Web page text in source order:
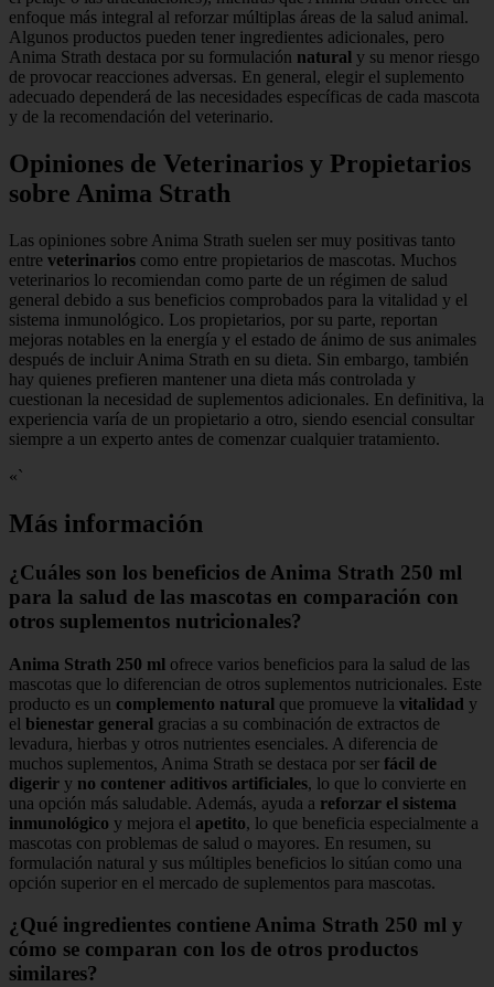
enfoque más integral al reforzar múltiplas áreas de la salud animal.
Algunos productos pueden tener ingredientes adicionales, pero
Anima Strath destaca por su formulación natural y su menor riesgo
de provocar reacciones adversas. En general, elegir el suplemento
adecuado dependerá de las necesidades específicas de cada mascota
y de la recomendación del veterinario.
Opiniones de Veterinarios y Propietarios
sobre Anima Strath
Las opiniones sobre Anima Strath suelen ser muy positivas tanto
entre veterinarios como entre propietarios de mascotas. Muchos
veterinarios lo recomiendan como parte de un régimen de salud
general debido a sus beneficios comprobados para la vitalidad y el
sistema inmunológico. Los propietarios, por su parte, reportan
mejoras notables en la energía y el estado de ánimo de sus animales
después de incluir Anima Strath en su dieta. Sin embargo, también
hay quienes prefieren mantener una dieta más controlada y
cuestionan la necesidad de suplementos adicionales. En definitiva, la
experiencia varía de un propietario a otro, siendo esencial consultar
siempre a un experto antes de comenzar cualquier tratamiento.
«`
Más información
¿Cuáles son los beneficios de Anima Strath 250 ml
para la salud de las mascotas en comparación con
otros suplementos nutricionales?
Anima Strath 250 ml ofrece varios beneficios para la salud de las
mascotas que lo diferencian de otros suplementos nutricionales. Este
producto es un complemento natural que promueve la vitalidad y
el bienestar general gracias a su combinación de extractos de
levadura, hierbas y otros nutrientes esenciales. A diferencia de
muchos suplementos, Anima Strath se destaca por ser fácil de
digerir y no contener aditivos artificiales, lo que lo convierte en
una opción más saludable. Además, ayuda a reforzar el sistema
inmunológico y mejora el apetito, lo que beneficia especialmente a
mascotas con problemas de salud o mayores. En resumen, su
formulación natural y sus múltiples beneficios lo sitúan como una
opción superior en el mercado de suplementos para mascotas.
¿Qué ingredientes contiene Anima Strath 250 ml y
cómo se comparan con los de otros productos
similares?